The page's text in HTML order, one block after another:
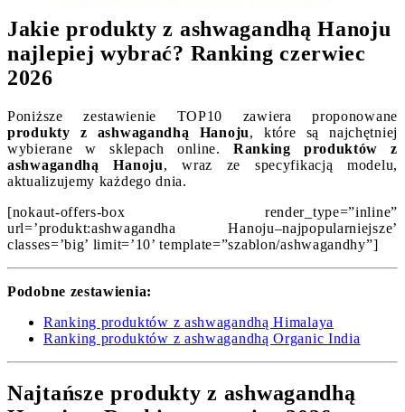
Jakie produkty z ashwagandhą Hanoju
najlepiej wybrać? Ranking czerwiec
2026
Poniższe zestawienie TOP10 zawiera proponowane
produkty z ashwagandhą Hanoju, które są najchętniej
wybierane w sklepach online. Ranking produktów z
ashwagandhą Hanoju, wraz ze specyfikacją modelu,
aktualizujemy każdego dnia.
[nokaut-offers-box render_type=”inline”
url=’produkt:ashwagandha Hanoju–najpopularniejsze’
classes=’big’ limit=’10’ template=”szablon/ashwagandhy”]
Podobne zestawienia:
Ranking produktów z ashwagandhą Himalaya
Ranking produktów z ashwagandhą Organic India
Najtańsze produkty z ashwagandhą